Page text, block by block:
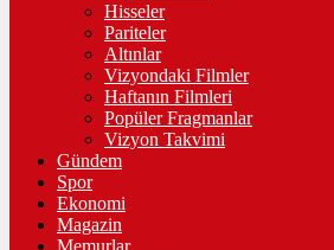
Hisseler
Pariteler
Altınlar
Vizyondaki Filmler
Haftanın Filmleri
Popüler Fragmanlar
Vizyon Takvimi
Gündem
Spor
Ekonomi
Magazin
Memurlar